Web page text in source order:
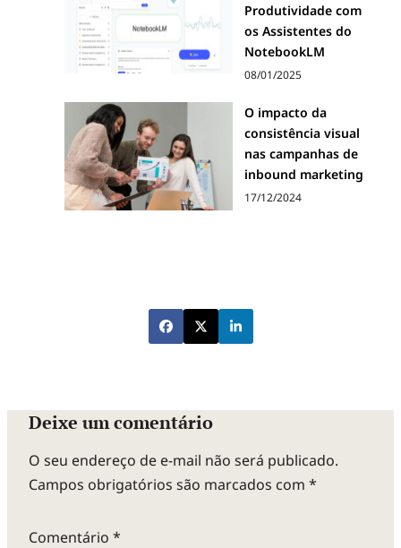
Produtividade com
os Assistentes do
NotebookLM
08/01/2025
O impacto da
consistência visual
nas campanhas de
inbound marketing
17/12/2024
Deixe um comentário
O seu endereço de e-mail não será publicado.
Campos obrigatórios são marcados com *
Comentário *